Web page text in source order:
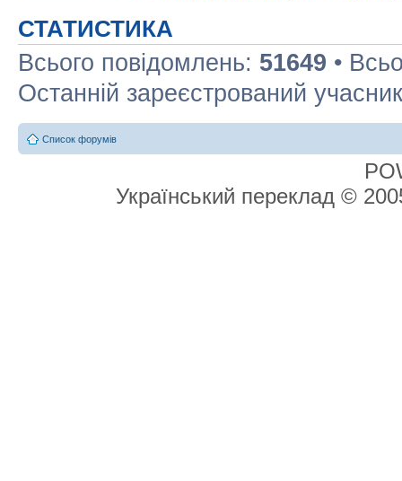
СТАТИСТИКА
Всього повідомлень: 51649 •
Останній зареєстрований
Список форумів
Український переклад ©